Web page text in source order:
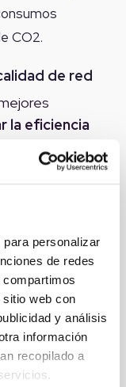
personalizar
de redes
web con
y análisis
información
recopilado a
CO2.
de red
la eficiencia
la
Es habitual que
empresas,
hogares.
dispositivos
un
de la luz a la
planeta.